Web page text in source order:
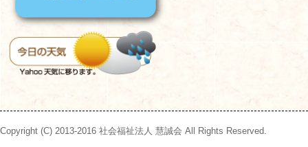
Copyright (C) 2013-2016 社会福祉法人 慧誠会 All Rights Reserved.